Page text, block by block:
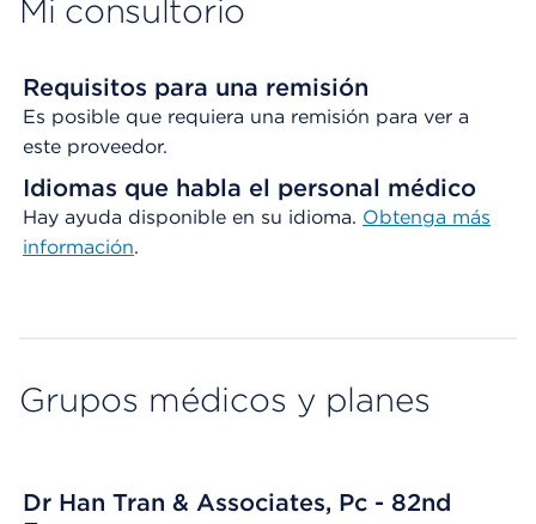
Mi consultorio
Requisitos para una remisión
Es posible que requiera una remisión para ver a
este proveedor.
Idiomas que habla el personal médico
Hay ayuda disponible en su idioma. Obtenga más
información.
Grupos médicos y planes
Dr Han Tran & Associates, Pc - 82nd